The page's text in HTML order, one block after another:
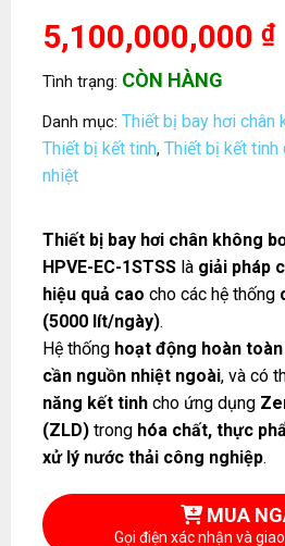
5,100,000,000₫
Tình trạng: CÒN HÀNG
Danh mục:Thiết bị bay hơi chân
Thiết bị kết tinh,Thiết bị kết tinh
nhiệt
Thiết bị bay hơi chân không
HPVE-EC-1STSS là giải pháp
hiệu quả cao cho các hệ thống
(5000 lít/ngày).
Hệ thống hoạt động hoàn
cần nguồn nhiệt ngoài, và có
năng kết tinh cho ứng dụng
(ZLD) trong hóa chất, thực
xử lý nước thải công nghiệp.
MUA
Gọi điện xác nhận và